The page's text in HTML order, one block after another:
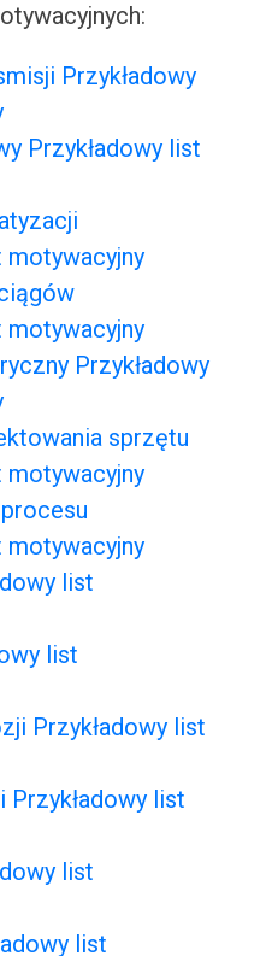
Przykładowy
Przykładowy list
motywacyjny
motywacyjny
Przykładowy
sprzętu
motywacyjny
motywacyjny
list
list
Przykładowy list
Przykładowy list
list
list